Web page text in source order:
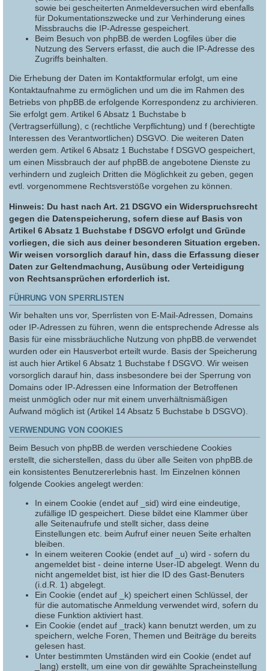
sowie bei gescheiterten Anmeldeversuchen wird ebenfalls
für Dokumentationszwecke und zur Verhinderung eines
Missbrauchs die IP-Adresse gespeichert.
Beim Besuch von phpBB.de werden Logfiles über die
Nutzung des Servers erfasst, die auch die IP-Adresse des
Zugriffs beinhalten.
Die Erhebung der Daten im Kontaktformular erfolgt, um eine
Kontaktaufnahme zu ermöglichen und um die im Rahmen des
Betriebs von phpBB.de erfolgende Korrespondenz zu archivieren.
Sie erfolgt gem. Artikel 6 Absatz 1 Buchstabe b
(Vertragserfüllung), c (rechtliche Verpflichtung) und f (berechtigte
Interessen des Verantwortlichen) DSGVO. Die weiteren Daten
werden gem. Artikel 6 Absatz 1 Buchstabe f DSGVO gespeichert,
um einen Missbrauch der auf phpBB.de angebotene Dienste zu
verhindern und zugleich Dritten die Möglichkeit zu geben, gegen
evtl. vorgenommene Rechtsverstöße vorgehen zu können.
Hinweis: Du hast nach Art. 21 DSGVO ein Widerspruchsrecht
gegen die Datenspeicherung, sofern diese auf Basis von
Artikel 6 Absatz 1 Buchstabe f DSGVO erfolgt und Gründe
vorliegen, die sich aus deiner besonderen Situation ergeben.
Wir weisen vorsorglich darauf hin, dass die Erfassung dieser
Daten zur Geltendmachung, Ausübung oder Verteidigung
von Rechtsansprüchen erforderlich ist.
FÜHRUNG VON SPERRLISTEN
Wir behalten uns vor, Sperrlisten von E-Mail-Adressen, Domains
oder IP-Adressen zu führen, wenn die entsprechende Adresse als
Basis für eine missbräuchliche Nutzung von phpBB.de verwendet
wurden oder ein Hausverbot erteilt wurde. Basis der Speicherung
ist auch hier Artikel 6 Absatz 1 Buchstabe f DSGVO. Wir weisen
vorsorglich darauf hin, dass insbesondere bei der Sperrung von
Domains oder IP-Adressen eine Information der Betroffenen
meist unmöglich oder nur mit einem unverhältnismäßigen
Aufwand möglich ist (Artikel 14 Absatz 5 Buchstabe b DSGVO).
VERWENDUNG VON COOKIES
Beim Besuch von phpBB.de werden verschiedene Cookies
erstellt, die sicherstellen, dass du über alle Seiten von phpBB.de
ein konsistentes Benutzererlebnis hast. Im Einzelnen können
folgende Cookies angelegt werden:
In einem Cookie (endet auf _sid) wird eine eindeutige,
zufällige ID gespeichert. Diese bildet eine Klammer über
alle Seitenaufrufe und stellt sicher, dass deine
Einstellungen etc. beim Aufruf einer neuen Seite erhalten
bleiben.
In einem weiteren Cookie (endet auf _u) wird - sofern du
angemeldet bist - deine interne User-ID abgelegt. Wenn du
nicht angemeldet bist, ist hier die ID des Gast-Benuters
(i.d.R. 1) abgelegt.
Ein Cookie (endet auf _k) speichert einen Schlüssel, der
für die automatische Anmeldung verwendet wird, sofern du
diese Funktion aktiviert hast.
Ein Cookie (endet auf _track) kann benutzt werden, um zu
speichern, welche Foren, Themen und Beiträge du bereits
gelesen hast.
Unter bestimmten Umständen wird ein Cookie (endet auf
_lang) erstellt, um eine von dir gewählte Spracheinstellung